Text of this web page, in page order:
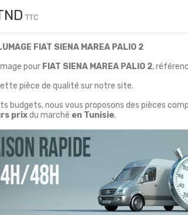
TTC
FIAT SIENA MAREA PALIO 2
pour FIAT SIENA MAREA PALIO 2,
pièce de qualité sur notre site.
budgets, nous vous proposons des pièces
prixdu marché en Tunisie.